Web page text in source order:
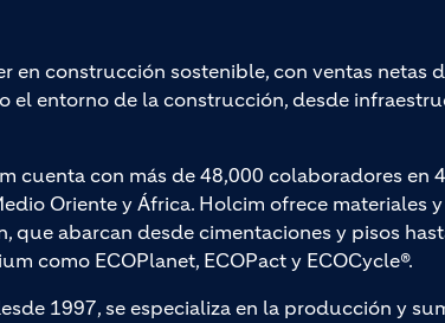
en construcción sostenible, con ventas netas
el entorno de la construcción, desde
cuenta con más de 48,000 colaboradores en
Oriente y África. Holcim ofrece materiales
que abarcan desde cimentaciones y pisos
como ECOPlanet, ECOPact y ECOCycle®.
1997, se especializa en la producción y